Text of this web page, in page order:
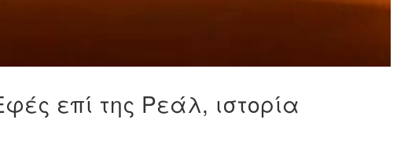
επί της Ρεάλ, ιστορία